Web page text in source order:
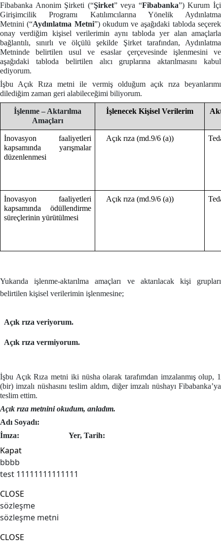
Fibabanka Anonim Şirketi (“Şirket” veya “Fibabanka”) Kurum İçi
Girişimcilik Programı Katılımcılarına Yönelik Aydınlatma
Metnini (“Aydınlatma Metni”) okudum ve aşağıdaki tabloda seçerek
onay verdiğim kişisel verilerimin aynı tabloda yer alan amaçlarla
bağlantılı, sınırlı ve ölçülü şekilde Şirket tarafından, Aydınlatma
Metninde belirtilen usul ve esaslar çerçevesinde işlenmesini ve
aşağıdaki tabloda belirtilen alıcı gruplarına aktarılmasını kabul
ediyorum.
İşbu Açık Rıza metni ile vermiş olduğum açık rıza beyanlarımı
dilediğim zaman geri alabileceğimi biliyorum.
İşlenme – Aktarılma
Amaçları
İşlenecek Kişisel Verilerim
İnovasyon faaliyetleri
kapsamında yarışmalar
düzenlenmesi
Açık rıza (md.9/6 (a))
İnovasyon faaliyetleri
kapsamında ödüllendirme
süreçlerinin yürütülmesi
Açık rıza (md.9/6 (a))
Yukarıda işlenme-aktarılma amaçları ve aktarılacak kişi grupları
belirtilen kişisel verilerimin işlenmesine;
Açık rıza veriyorum.
Açık rıza vermiyorum.
İşbu Açık Rıza metni iki nüsha olarak tarafımdan imzalanmış olup, 1
(bir) imzalı nüshasını teslim aldım, diğer imzalı nüshayı Fibabanka’ya
teslim ettim.
Açık rıza metnini okudum, anladım.
Adı Soyadı:
İmza:
Yer, Tarih:
Kapat
bbbb
test 11111111111111
CLOSE
sözleşme
sözleşme metni
CLOSE